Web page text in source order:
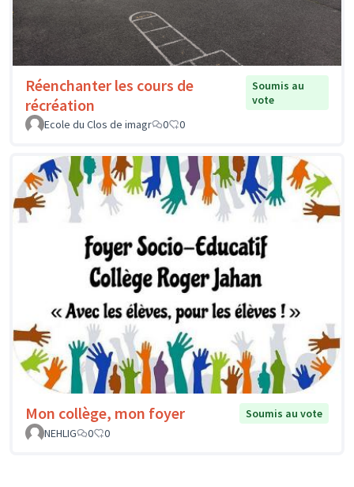
Réenchanter les cours de
récréation
Soumis au
vote
Ecole du Clos de imagr
0 0
Mon collège, mon foyer
Soumis au vote
NEHLIG
0 0